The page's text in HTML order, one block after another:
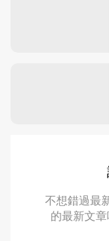
不想錯過最
的最新文